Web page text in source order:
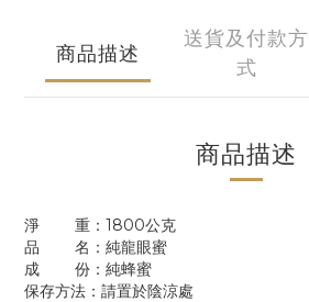
商品描述
送貨及付款方
式
商品描述
淨 重：1800公克
品 名：純龍眼蜜
成 份：純蜂蜜
保存方法：請置於陰涼處